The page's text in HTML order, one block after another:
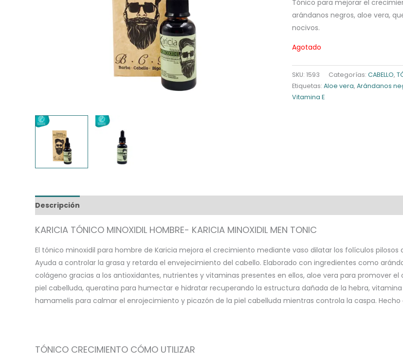
Tónico para mejorar el
arándanos negros, aloe vera,
nocivos.
Agotado
SKU: 1593 Categorías: CABELLO,
Etiquetas: Aloe vera, Arándanos
Vitamina E
Descripción
KARICIA TÓNICO MINOXIDIL HOMBRE- KARICIA MINOXIDIL MEN TONIC
El tónico minoxidil para hombre de Karicia mejora el crecimiento mediante vaso dilatar los folículos
Ayuda a controlar la grasa y retarda el envejecimiento del cabello. Elaborado con ingredientes como
colágeno gracias a los antioxidantes, nutrientes y vitaminas presentes en ellos, aloe vera para promover
piel cabelluda, queratina para humectar e hidratar recuperando la estructura dañada de la hebra,
hamamelis para calmar el enrojecimiento y picazón de la piel cabelluda mientras controla la caspa. Hecho
TÓNICO CRECIMIENTO CÓMO UTILIZAR